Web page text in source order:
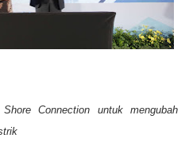
Connection untuk mengubah